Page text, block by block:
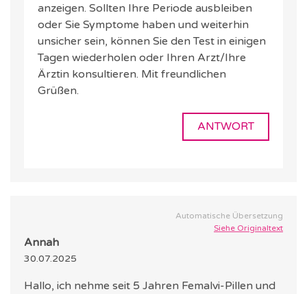
anzeigen. Sollten Ihre Periode ausbleiben
oder Sie Symptome haben und weiterhin
unsicher sein, können Sie den Test in einigen
Tagen wiederholen oder Ihren Arzt/Ihre
Ärztin konsultieren. Mit freundlichen
Grüßen.
ANTWORT
Automatische Übersetzung
Siehe Originaltext
Annah
30.07.2025
Hallo, ich nehme seit 5 Jahren Femalvi-Pillen und